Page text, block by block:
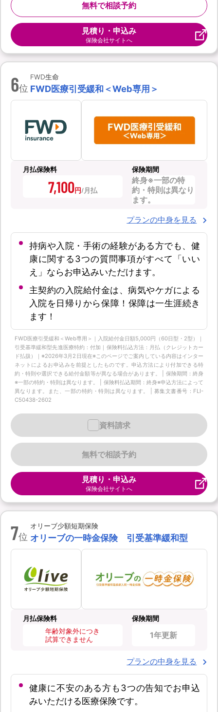
無料で相談予約
見積り・申込み
保険会社サイトへ
6位
FWD生命
FWD医療引受緩和＜Web専用＞
月払保険料
7,100円
保険期間
終身※一部の特
約・特則は異なり
ます。
プランの中身を見る
持病や入院・手術の経験がある方でも、健
康に関する3つの質問事項がすべて「いい
え」ならお申込みいただけます。
主契約の入院給付金は、病気やケガによる
入院を日帰りから保障！保障は一生涯続き
ます！
FWD医療引受緩和＜Web専用＞｜入院給付金日額5,000円（60日型・2型）｜
引受基準緩和型先進医療特約：付加｜保険料払込方法：月払（クレジットカー
ド払扱）｜※2026年3月2日現在※このページでご案内している内容はインター
ネットによるお申込みを前提としたものです。申込方法により付加できる特
約・特則や選択できる給付金額等が異なる場合があります。 | 保険期間：終身
※一部の特約・特則は異なります。 | 保険料払込期間：終身※申込方法によって
異なります。また、一部の特約・特則は異なります。 | 募集文書番号：FLI-
C50438-2602
無料で相談予約
資料請求
見積り・申込み
保険会社サイトへ
7位
オリーブ少額短期保険
オリーブの一時金保険 引受基準緩和型
月払保険料
年齢対象外につき
試算できません
保険期間
1年更新
プランの中身を見る
健康に不安のある方も3つの告知でお申込
みいただける医療保険です。